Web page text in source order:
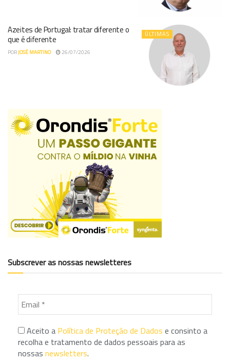
ÚLTIMAS
Azeites de Portugal: tratar diferente o
que é diferente
PORJOSÉ MARTINO 26/07/2026
Subscrever as nossas newsletteres
Aceito a Política de Proteção de Dados e consinto a
recolha e tratamento de dados pessoais para as
nossas newsletters.